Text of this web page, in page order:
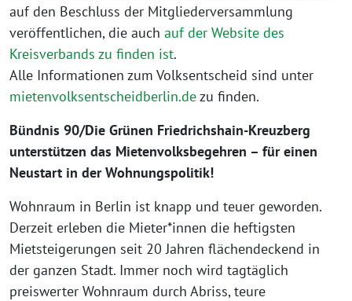
auf den Beschluss der Mitgliederversammlung
veröffentlichen, die auch auf der Website des
Kreisverbands zu finden ist.
Alle Informationen zum Volksentscheid sind unter
mietenvolksentscheidberlin.dezu finden.
Bündnis 90/Die Grünen Friedrichshain-Kreuzberg
unterstützen das Mietenvolksbegehren – für einen
Neustart in der Wohnungspolitik!
Wohnraum in Berlin ist knapp und teuer geworden.
Derzeit erleben die Mieter*innen die heftigsten
Mietsteigerungen seit 20 Jahren flächendeckend in
der ganzen Stadt. Immer noch wird tagtäglich
preiswerter Wohnraum durch Abriss, teure